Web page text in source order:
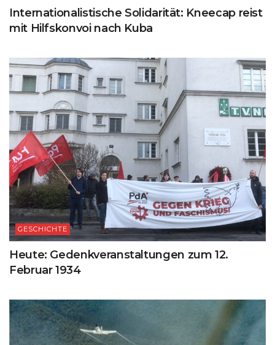
Internationalistische Solidarität: Kneecap reist
mit Hilfskonvoi nach Kuba
GESCHICHTE
Heute: Gedenkveranstaltungen zum 12.
Februar 1934